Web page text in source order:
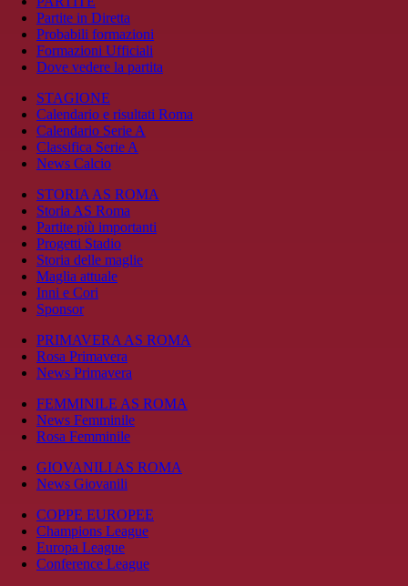
Partite in Diretta
Probabili formazioni
Formazioni Ufficiali
Dove vedere la partita
STAGIONE
Calendario e risultati Roma
Calendario Serie A
Classifica Serie A
News Calcio
STORIA AS ROMA
Storia AS Roma
Partite più importanti
Progetti Stadio
Storia delle maglie
Maglia attuale
Inni e Cori
Sponsor
PRIMAVERA AS ROMA
Rosa Primavera
News Primavera
FEMMINILE AS ROMA
News Femminile
Rosa Femminile
GIOVANILI AS ROMA
News Giovanili
COPPE EUROPEE
Champions League
Europa League
Conference League